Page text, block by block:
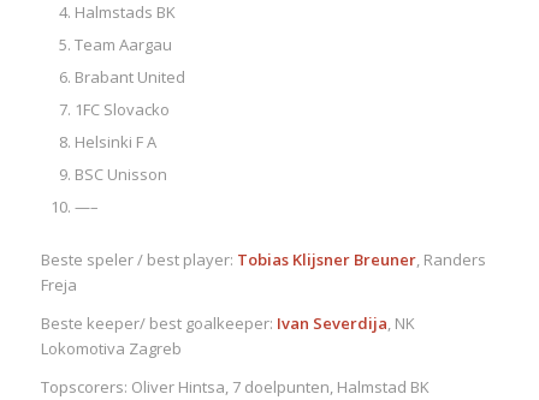
Halmstads BK
Team Aargau
Brabant United
1FC Slovacko
Helsinki F A
BSC Unisson
—–
Beste speler / best player: Tobias Klijsner Breuner, Randers
Freja
Beste keeper/ best goalkeeper: Ivan Severdija, NK
Lokomotiva Zagreb
Topscorers: Oliver Hintsa, 7 doelpunten, Halmstad BK